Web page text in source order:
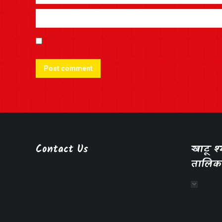
Post comment
Contact Us
खाटू